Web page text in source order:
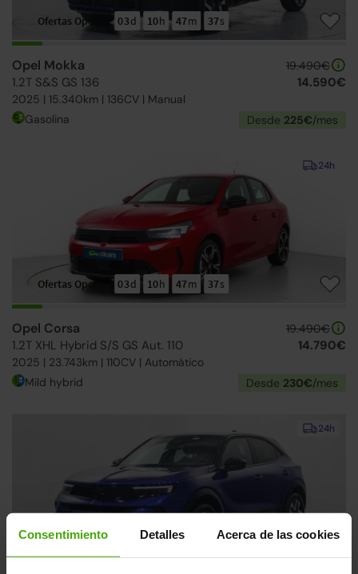
Consentimiento Detalles Acerca de las cookies
Ofertas Opel 03d 10h 47m 36s
Opel Mokka
1.2T S&S GS 136
2025 | 15.340km | 136CV | Manual
19.490€
14.590€
Gasolina Desde 225€/mes
24h
Ofertas Opel 03d 10h 47m 36s
Opel Corsa
1.2T XHL Hybrid S/S GS Aut. 110
2025 | 23.743km | 110CV | Automático
19.490€
14.790€
Mild hybrid Desde 230€/mes
24h